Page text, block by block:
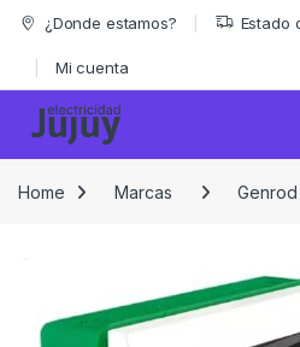
Skip to navigation
Skip to content
¿Donde estamos? Estado
Mi cuenta
Home Marcas Genrod